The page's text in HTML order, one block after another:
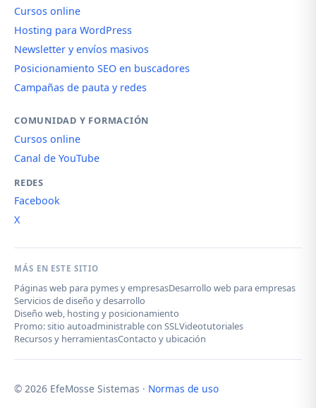
Cursos online
Hosting para WordPress
Newsletter y envíos masivos
Posicionamiento SEO en buscadores
Campañas de pauta y redes
COMUNIDAD Y FORMACIÓN
Cursos online
Canal de YouTube
REDES
Facebook
X
MÁS EN ESTE SITIO
Páginas web para pymes y empresasDesarrollo web para empresas
Servicios de diseño y desarrollo
Diseño web, hosting y posicionamiento
Promo: sitio autoadministrable con SSLVideotutoriales
Recursos y herramientasContacto y ubicación
© 2026 EfeMosse Sistemas · Normas de uso